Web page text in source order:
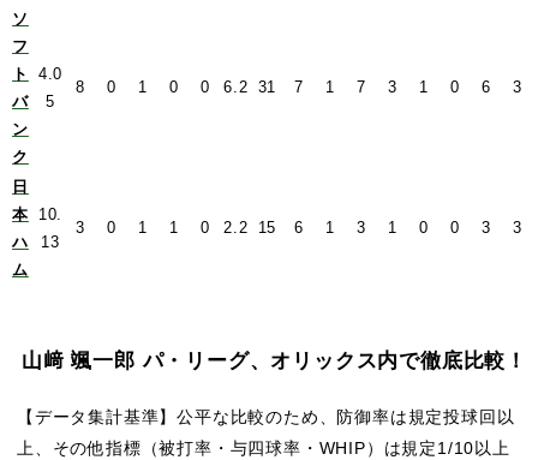
ソ
フ
ト
バ
ン
ク
4.0
5
8 0 1 0 0 6.2 31 7 1 7 3 1 0 6 3
日
本
ハ
ム
10.
13
3 0 1 1 0 2.2 15 6 1 3 1 0 0 3 3
山﨑 颯一郎 パ・リーグ、オリックス内で徹底比較！
【データ集計基準】公平な比較のため、防御率は規定投球回以
上、その他指標（被打率・与四球率・WHIP）は規定1/10以上